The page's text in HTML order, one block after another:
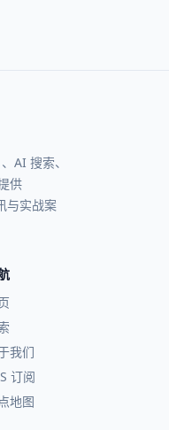
AI 搜索、
供
与实战案
我们
订阅
地图